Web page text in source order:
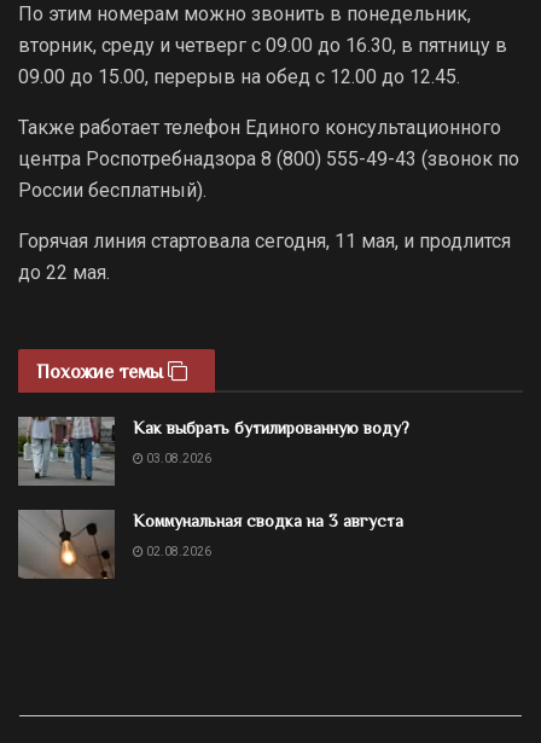
По этим номерам можно звонить в понедельник,
вторник, среду и четверг с 09.00 до 16.30, в пятницу в
09.00 до 15.00, перерыв на обед с 12.00 до 12.45.
Также работает телефон Единого консультационного
центра Роспотребнадзора 8 (800) 555-49-43 (звонок по
России бесплатный).
Горячая линия стартовала сегодня, 11 мая, и продлится
до 22 мая.
Похожие темы
Как выбрать бутилированную воду?
03.08.2026
Коммунальная сводка на 3 августа
02.08.2026